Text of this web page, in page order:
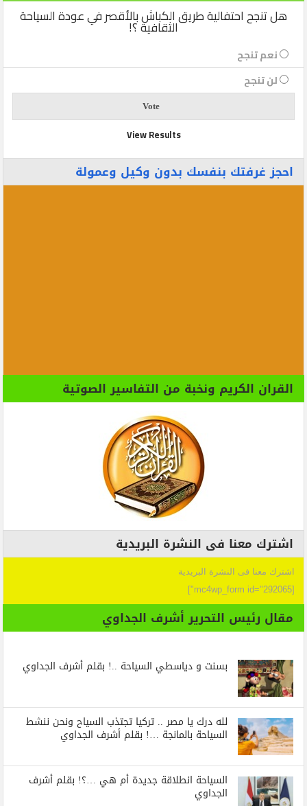
هل تنجح احتفالية طريق الكباش بالأقصر في عودة السياحة
الثقافية ؟!
نعم تنجح
لن تنجح
View Results
احجز غرفتك بنفسك بدون وكيل وعمولة
القران الكريم ونخبة من التفاسير الصوتية
اشترك معنا فى النشرة البريدية
اشترك معنا فى النشرة البريدية
[mc4wp_form id="292065"]
مقال رئيس التحرير أشرف الجداوي
بسنت و دياسطي السياحة ..! بقلم أشرف الجداوي
لله درك يا مصر .. تركيا تجتذب السياح ونحن ننشط
السياحة بالمانجة …! بقلم أشرف الجداوي
السياحة انطلاقة جديدة أم هي …؟! بقلم أشرف
الجداوي